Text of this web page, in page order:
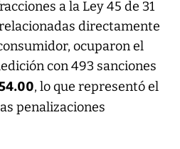
a la Ley 45 de 31
directamente
ocuparon el
con 493 sanciones
, lo que representó el
penalizaciones